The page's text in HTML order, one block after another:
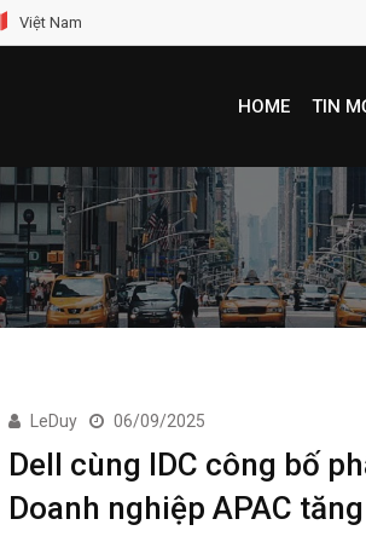
Việt Nam
HOME TIN
LeDuy 06/09/2025
Dell cùng IDC công bố
Doanh nghiệp APAC